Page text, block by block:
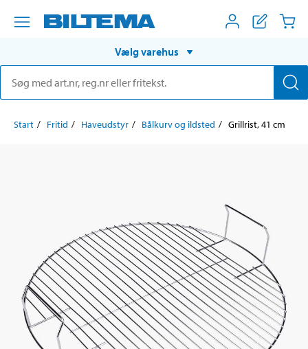
Vælg varehus
Start Fritid Haveudstyr Bålkurv og ildsted Grillrist, 41 cm